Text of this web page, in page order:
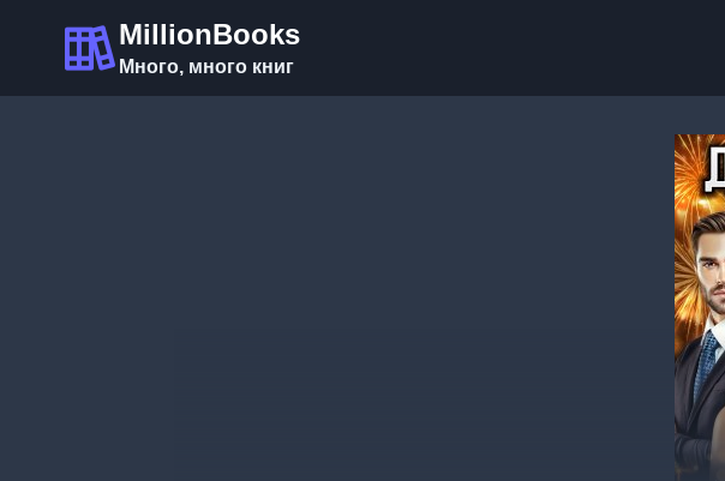
содержимому
MillionBooks
Много, много книг